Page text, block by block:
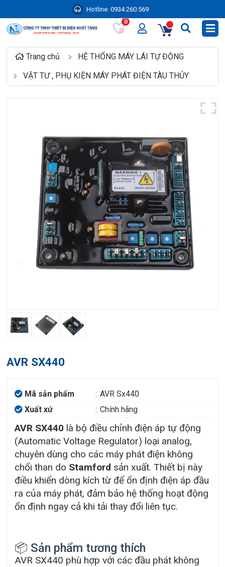
Hotline: 0934.260.569
0
Trang chủ
HỆ THỐNG MÁY LÁI TỰ ĐỘNG
VẬT TƯ , PHỤ KIỆN MÁY PHÁT ĐIỆN TÀU THỦY
AVR SX440
Mã sản phẩm : AVR Sx440
Xuất xứ
: Chính hãng
AVR SX440 là bộ điều chỉnh điện áp tự động
(Automatic Voltage Regulator) loại analog,
chuyên dùng cho các máy phát điện không
chổi than do Stamford sản xuất. Thiết bị này
điều khiển dòng kích từ để ổn định điện áp đầu
ra của máy phát, đảm bảo hệ thống hoạt động
ổn định ngay cả khi tải thay đổi liên tục.
📦 Sản phẩm tương thích
AVR SX440 phù hợp với các đầu phát không